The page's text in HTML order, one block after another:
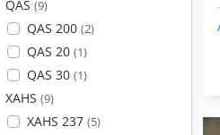
QAS (9)
QAS 200 (2)
QAS 20 (1)
QAS 30 (1)
XAHS (9)
XAHS 237 (5)